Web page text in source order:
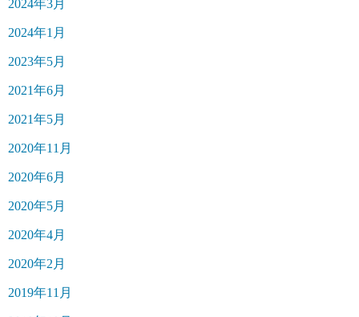
2024年3月
2024年1月
2023年5月
2021年6月
2021年5月
2020年11月
2020年6月
2020年5月
2020年4月
2020年2月
2019年11月